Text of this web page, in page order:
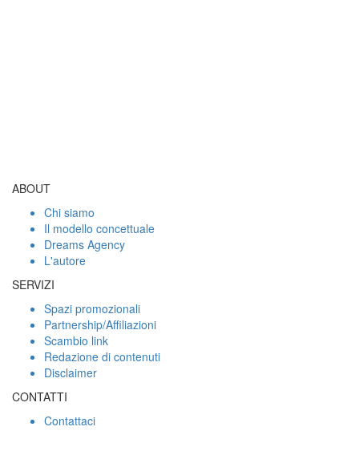
ABOUT
Chi siamo
Il modello concettuale
Dreams Agency
L'autore
SERVIZI
Spazi promozionali
Partnership/Affiliazioni
Scambio link
Redazione di contenuti
Disclaimer
CONTATTI
Contattaci